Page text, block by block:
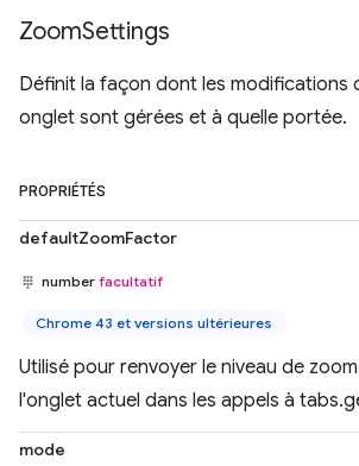
ZoomSettings
Définit la façon dont les modifications
onglet sont gérées et à quelle portée.
PROPRIÉTÉS
defaultZoomFactor
number facultatif
Chrome 43 et versions ultérieures
Utilisé pour renvoyer le niveau de
l'onglet actuel dans les appels à
mode